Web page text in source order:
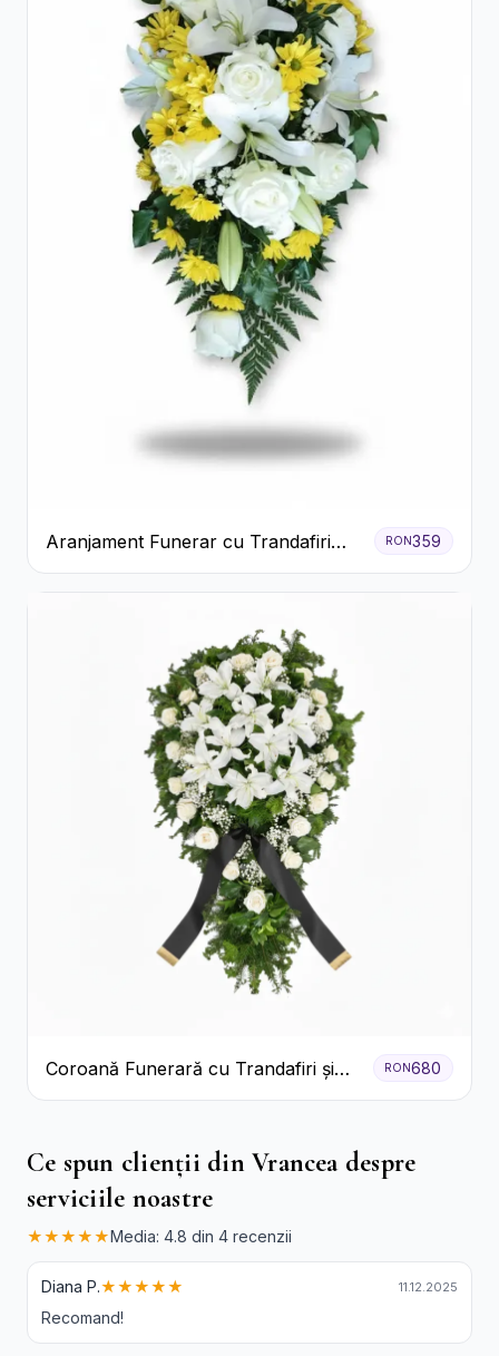
Aranjament Funerar cu Trandafiri
Albi Crizanteme Galbene și Crini
RON359
Coroană Funerară cu Trandafiri și
Crini
RON680
Ce spun clienții din Vrancea despre
serviciile noastre
★★★★★Media: 4.8 din 4 recenzii
Diana P.★★★★★ 11.12.2025
Recomand!